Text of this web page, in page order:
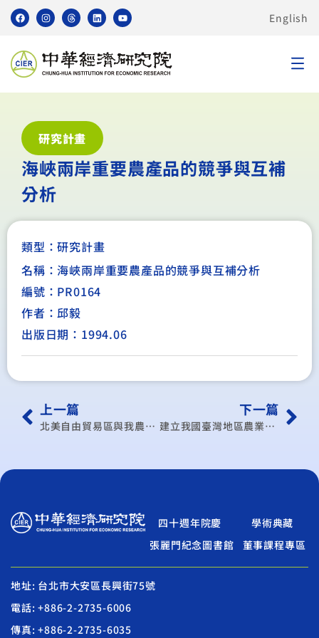
English
研究計畫
海峽兩岸重要農產品的競爭與互補
分析
類型：研究計畫
名稱：海峽兩岸重要農產品的競爭與互補分析
編號：PR0164
作者：邱毅
出版日期：1994.06
上一篇
北美自由貿易區與我農業部門之因應
下一篇
建立我國臺灣地區農業政策評估模型之研究
四十週年院慶
學術典藏
張麗門紀念圖書館
董事課程專區
地址: 台北市大安區長興街75號
電話: +886-2-2735-6006
傳真: +886-2-2735-6035